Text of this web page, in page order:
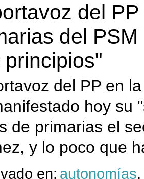
del
del
principios"
del PP en
hoy su
de primarias el
y lo poco que
en: autonomías